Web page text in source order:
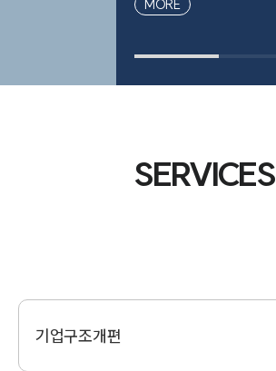
MORE
SERVICES
기업구조개편